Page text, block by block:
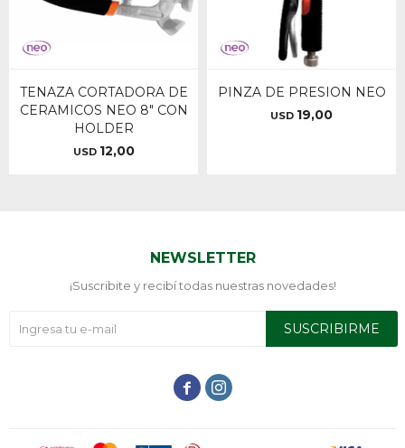
TENAZA CORTADORA DE
CERAMICOS NEO 8" CON
HOLDER
USD 12,00
PINZA DE PRESION NEO
USD 19,00
NEWSLETTER
¡Suscribite y recibí todas nuestras novedades!
SUSCRIBIRME
 